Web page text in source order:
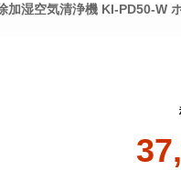
加湿空気清浄機 KI-PD50-W